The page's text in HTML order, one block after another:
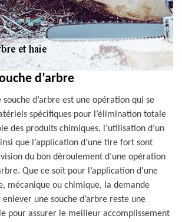
d’arbre
souche d’arbre est une opération qui se
spécifiques pour l’élimination totale
des produits chimiques, l’utilisation d’un
que l’application d’une tire fort sont
du bon déroulement d’une opération
Que ce soit pour l’application d’une
mécanique ou chimique, la demande
une souche d’arbre reste une
pour assurer le meilleur accomplissement